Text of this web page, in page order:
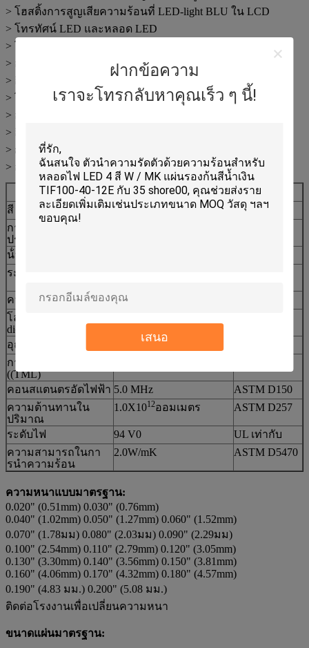
ฝากข้อความ
เราจะโทรกลับหาคุณเร็ว ๆ นี้!
เสนอ
> โฮสติ้งการสูญเสียความร้อนที่ LED-light BLU ใน LCD
> โทรทัศน์ LED และหลอด LED
> โมดูลความจํา RDRAM
> อุปกรณ์โทรคมนาคม
> อิเล็กทรอนิกส์มือถือ
> โมดูลความจํา
> อุปกรณ์เก็บมวล
> อิเล็กทรอนิกส์รถยนต์
> กล่องเซ็ทท็อป
> องค์ประกอบเสียงและวีดีโอ
คุณสมบัติเฉพาะของ TIF160-20-19F ซีรีส์
สี
สีเหลือง
ภาพ
การสร้างและการ
ประกอบ
น้ําหนักเฉพาะ
ระยะความหนา
ความแข็ง 60 ริมชายฝั่ง 00
โลตติจ์การแยกไฟฟ้า
dielectric
อุณหภูมิการทํางาน -45 ~ 200 °C
การปล่อยก๊าซออก
((TML)
คอนสแตนตรอัดไฟฟ้า 5.0 MHz
ASTM D150
ความต้านทานใน
ปริมาณ
1.0X1012ออมเมตร ASTM D257
ระดับไฟ 94 V0
UL เท่ากับ
ความสามารถในกา
รนําความร้อน
2.0W/mK ASTM D5470
ความหนาแบบมาตรฐาน:
0.020" (0.51mm) 0.030" (0.76mm)
0.040" (1.02mm) 0.050" (1.27mm) 0.060" (1.52mm)
0.070" (1.78มม) 0.080" (2.03มม) 0.090" (2.29มม)
0.100" (2.54mm) 0.110" (2.79mm) 0.120" (3.05mm)
0.130" (3.30mm) 0.140" (3.56mm) 0.150" (3.81mm)
0.160" (4.06mm) 0.170" (4.32mm) 0.180" (4.57mm)
0.190" (4.83 มม.) 0.200" (5.08 มม.)
ติดต่อโรงงานเพื่อเปลี่ยนความหนา
ขนาดแผ่นมาตรฐาน: